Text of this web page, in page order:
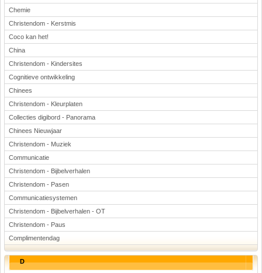
Chemie
Christendom - Kerstmis
Coco kan het!
China
Christendom - Kindersites
Cognitieve ontwikkeling
Chinees
Christendom - Kleurplaten
Collecties digibord - Panorama
Chinees Nieuwjaar
Christendom - Muziek
Communicatie
Christendom - Bijbelverhalen
Christendom - Pasen
Communicatiesystemen
Christendom - Bijbelverhalen - OT
Christendom - Paus
Complimentendag
D